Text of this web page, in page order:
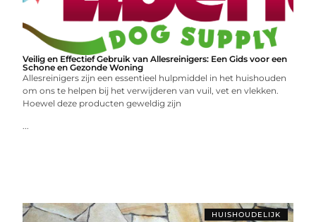
Veilig en Effectief Gebruik van Allesreinigers: Een Gids voor een
Schone en Gezonde Woning
Allesreinigers zijn een essentieel hulpmiddel in het huishouden
om ons te helpen bij het verwijderen van vuil, vet en vlekken.
Hoewel deze producten geweldig zijn
...
HUISHOUDELIJK